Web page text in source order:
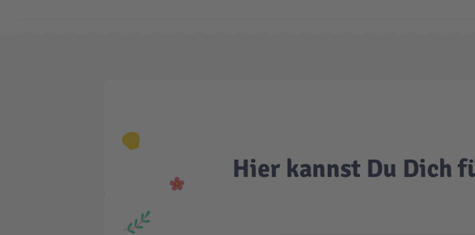
Hier kannst Du Dich